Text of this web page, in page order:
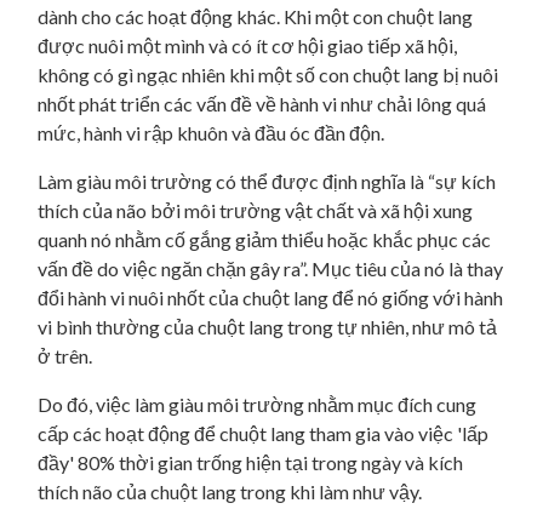
dành cho các hoạt động khác. Khi một con chuột lang
được nuôi một mình và có ít cơ hội giao tiếp xã hội,
không có gì ngạc nhiên khi một số con chuột lang bị nuôi
nhốt phát triển các vấn đề về hành vi như chải lông quá
mức, hành vi rập khuôn và đầu óc đần độn.
Làm giàu môi trường có thể được định nghĩa là “sự kích
thích của não bởi môi trường vật chất và xã hội xung
quanh nó nhằm cố gắng giảm thiểu hoặc khắc phục các
vấn đề do việc ngăn chặn gây ra”. Mục tiêu của nó là thay
đổi hành vi nuôi nhốt của chuột lang để nó giống với hành
vi bình thường của chuột lang trong tự nhiên, như mô tả
ở trên.
Do đó, việc làm giàu môi trường nhằm mục đích cung
cấp các hoạt động để chuột lang tham gia vào việc 'lấp
đầy' 80% thời gian trống hiện tại trong ngày và kích
thích não của chuột lang trong khi làm như vậy.